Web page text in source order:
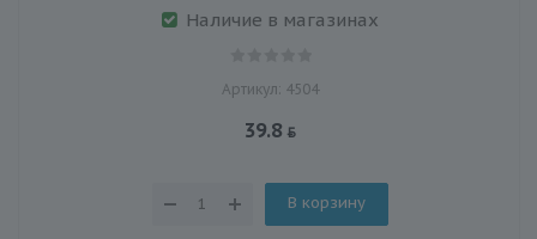
Наличие в магазинах
Артикул: 4504
39.8
В корзину